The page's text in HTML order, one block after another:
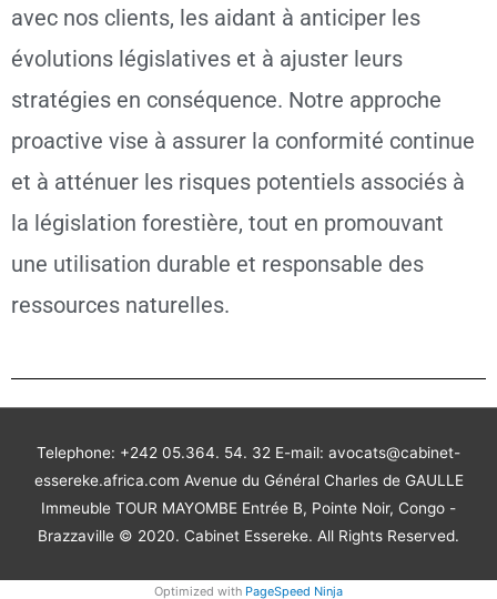
avec nos clients, les aidant à anticiper les
évolutions législatives et à ajuster leurs
stratégies en conséquence. Notre approche
proactive vise à assurer la conformité continue
et à atténuer les risques potentiels associés à
la législation forestière, tout en promouvant
une utilisation durable et responsable des
ressources naturelles.
Telephone: +242 05.364. 54. 32 E-mail: avocats@cabinet-
essereke.africa.com Avenue du Général Charles de GAULLE
Immeuble TOUR MAYOMBE Entrée B, Pointe Noir, Congo -
Brazzaville © 2020. Cabinet Essereke. All Rights Reserved.
Optimized with PageSpeed Ninja